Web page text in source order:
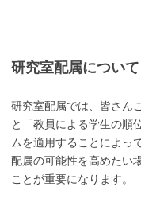
研究室配属について
研究室配属では、皆さん
と「教員による学生の順
ムを適用することによっ
配属の可能性を高めたい
ことが重要になります。